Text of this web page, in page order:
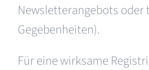
Newsletterangebots oder
Gegebenheiten).
Für eine wirksame